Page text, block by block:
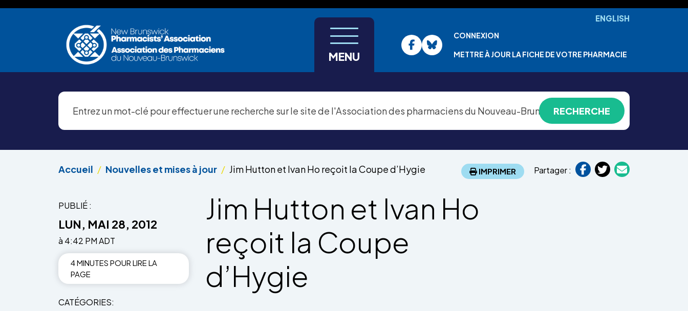
ENGLISH
MENU
CONNEXION
METTRE À JOUR LA FICHE DE VOTRE PHARMACIE
Accueil Nouvelles et mises à jour Jim Hutton et Ivan Ho reçoit la Coupe d’Hygie IMPRIMER Partager :
PUBLIÉ :
LUN, MAI 28, 2012
à 4:42 PM ADT
4 MINUTES POUR LIRE LA
PAGE
CATÉGORIES
Jim Hutton et Ivan Ho
reçoit la Coupe
d’Hygie